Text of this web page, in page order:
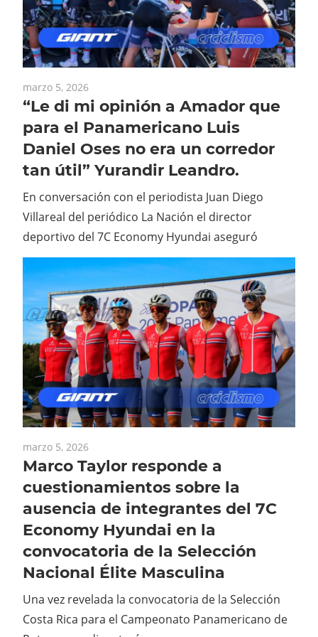
marzo 5, 2026
“Le di mi opinión a Amador que
para el Panamericano Luis
Daniel Oses no era un corredor
tan útil” Yurandir Leandro.
En conversación con el periodista Juan Diego
Villareal del periódico La Nación el director
deportivo del 7C Economy Hyundai aseguró
marzo 5, 2026
Marco Taylor responde a
cuestionamientos sobre la
ausencia de integrantes del 7C
Economy Hyundai en la
convocatoria de la Selección
Nacional Élite Masculina
Una vez revelada la convocatoria de la Selección
Costa Rica para el Campeonato Panamericano de